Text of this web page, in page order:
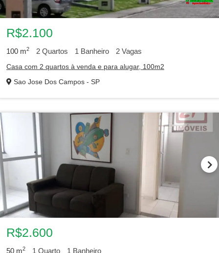
R$2.100
100 m2 2 Quartos 1 Banheiro 2 Vagas
Casa com 2 quartos à venda e para alugar, 100m2
Sao Jose Dos Campos - SP
R$2.600
50 m2 1 Quarto 1 Banheiro